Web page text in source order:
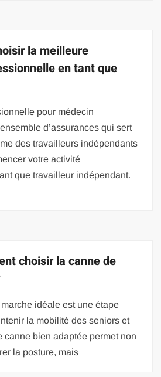
la meilleure
en tant que
pour médecin
d’assurances qui sert
des travailleurs indépendants
votre activité
que travailleur indépendant.
choisir la canne de
idéale est une étape
la mobilité des seniors et
canne bien adaptée permet non
la posture, mais